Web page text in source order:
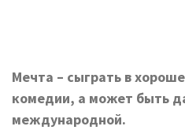
Мечта – сыграть в
комедии, а может быть
международной.